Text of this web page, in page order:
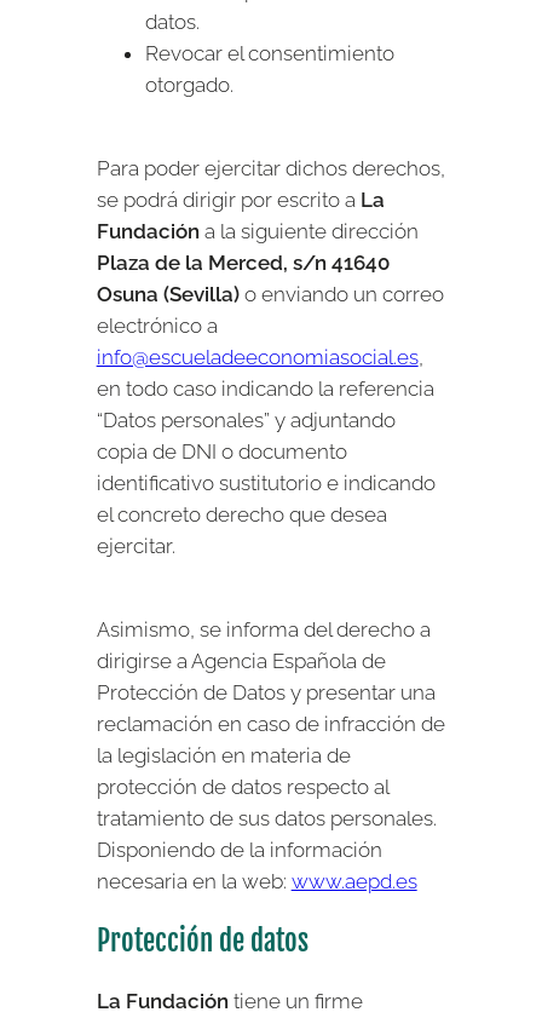
datos.
Revocar el consentimiento
otorgado.
Para poder ejercitar dichos derechos,
se podrá dirigir por escrito a La
Fundación a la siguiente dirección
Plaza de la Merced, s/n 41640
Osuna (Sevilla)o enviando un correo
electrónico a
info@escueladeeconomiasocial.es,
en todo caso indicando la referencia
“Datos personales” y adjuntando
copia de DNI o documento
identificativo sustitutorio e indicando
el concreto derecho que desea
ejercitar.
Asimismo, se informa del derecho a
dirigirse a Agencia Española de
Protección de Datos y presentar una
reclamación en caso de infracción de
la legislación en materia de
protección de datos respecto al
tratamiento de sus datos personales.
Disponiendo de la información
necesaria en la web: www.aepd.es
Protección de datos
La Fundación tiene un firme